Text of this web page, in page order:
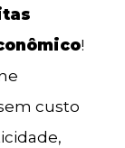
!
custo